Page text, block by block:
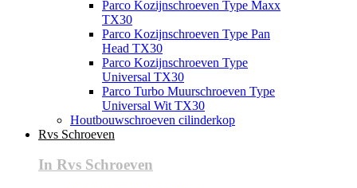
Parco Kozijnschroeven Type Maxx
TX30
Parco Kozijnschroeven Type Pan
Head TX30
Parco Kozijnschroeven Type
Universal TX30
Parco Turbo Muurschroeven Type
Universal Wit TX30
Houtbouwschroeven cilinderkop
Rvs Schroeven
In Rvs Schroeven